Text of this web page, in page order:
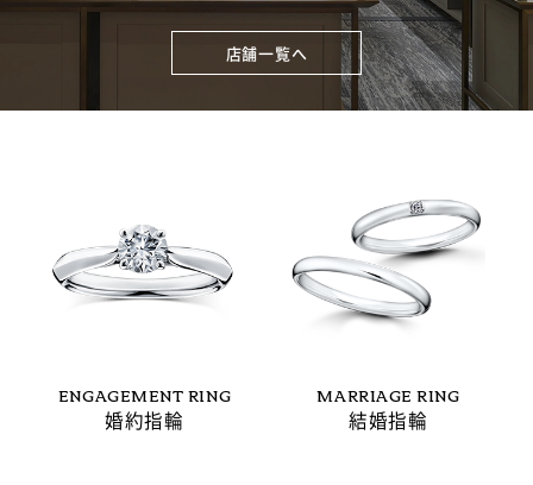
店舗一覧へ
ENGAGEMENT RING
婚約指輪
MARRIAGE RING
結婚指輪